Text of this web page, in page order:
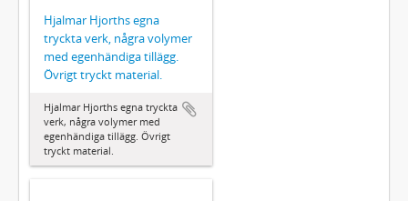
Hjalmar Hjorths egna
tryckta verk, några volymer
med egenhändiga tillägg.
Övrigt tryckt material.
Hjalmar Hjorths egna tryckta
verk, några volymer med
egenhändiga tillägg. Övrigt
tryckt material.